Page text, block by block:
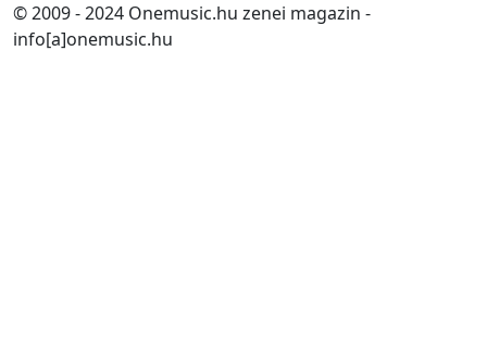
© 2009 - 2024 Onemusic.hu zenei magazin -
info[a]onemusic.hu